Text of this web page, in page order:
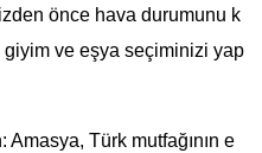
önce hava durumunu k
ve eşya seçiminizi yap
Türk mutfağının e